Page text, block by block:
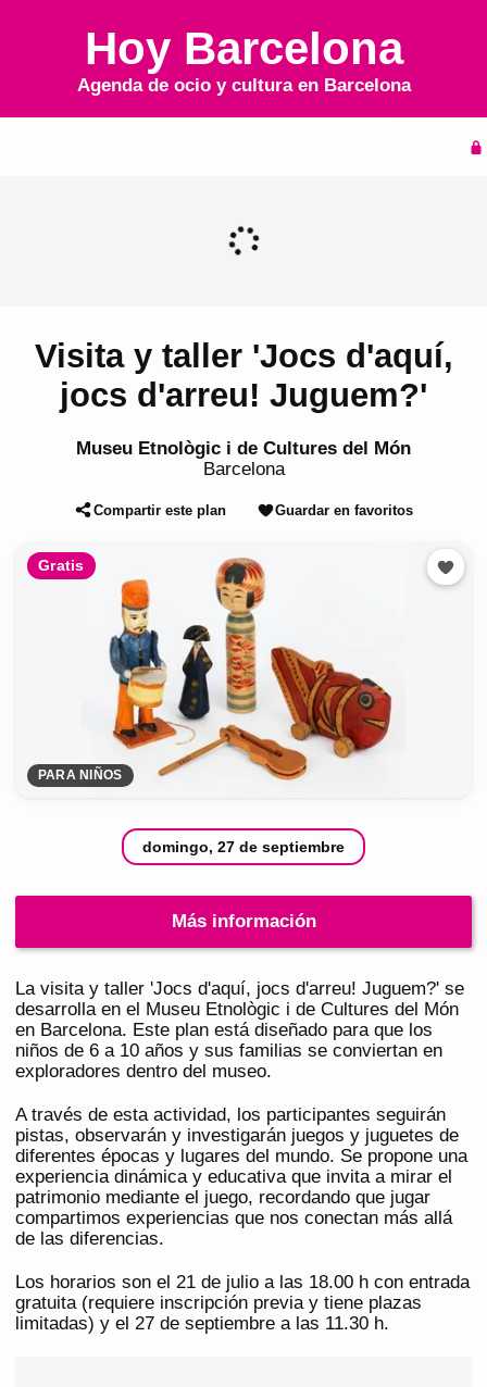
Hoy Barcelona
Agenda de ocio y cultura en Barcelona
Visita y taller 'Jocs d'aquí,
jocs d'arreu! Juguem?'
Museu Etnològic i de Cultures del Món
Barcelona
Compartir este plan Guardar en favoritos
Gratis
PARA NIÑOS
domingo, 27 de septiembre
Más información
La visita y taller 'Jocs d'aquí, jocs d'arreu! Juguem?' se
desarrolla en el Museu Etnològic i de Cultures del Món
en Barcelona. Este plan está diseñado para que los
niños de 6 a 10 años y sus familias se conviertan en
exploradores dentro del museo.
A través de esta actividad, los participantes seguirán
pistas, observarán y investigarán juegos y juguetes de
diferentes épocas y lugares del mundo. Se propone una
experiencia dinámica y educativa que invita a mirar el
patrimonio mediante el juego, recordando que jugar
compartimos experiencias que nos conectan más allá
de las diferencias.
Los horarios son el 21 de julio a las 18.00 h con entrada
gratuita (requiere inscripción previa y tiene plazas
limitadas) y el 27 de septiembre a las 11.30 h.